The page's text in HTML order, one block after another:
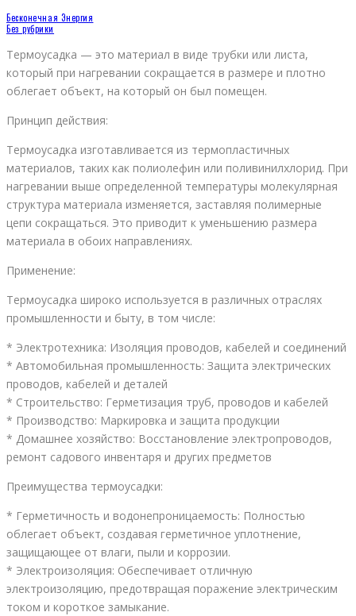
Бесконечная Энергия
Без рубрики
Термоусадка — это материал в виде трубки или листа,
который при нагревании сокращается в размере и плотно
облегает объект, на который он был помещен.
Принцип действия:
Термоусадка изготавливается из термопластичных
материалов, таких как полиолефин или поливинилхлорид. При
нагревании выше определенной температуры молекулярная
структура материала изменяется, заставляя полимерные
цепи сокращаться. Это приводит к уменьшению размера
материала в обоих направлениях.
Применение:
Термоусадка широко используется в различных отраслях
промышленности и быту, в том числе:
* Электротехника: Изоляция проводов, кабелей и соединений
* Автомобильная промышленность: Защита электрических
проводов, кабелей и деталей
* Строительство: Герметизация труб, проводов и кабелей
* Производство: Маркировка и защита продукции
* Домашнее хозяйство: Восстановление электропроводов,
ремонт садового инвентаря и других предметов
Преимущества термоусадки:
* Герметичность и водонепроницаемость: Полностью
облегает объект, создавая герметичное уплотнение,
защищающее от влаги, пыли и коррозии.
* Электроизоляция: Обеспечивает отличную
электроизоляцию, предотвращая поражение электрическим
током и короткое замыкание.